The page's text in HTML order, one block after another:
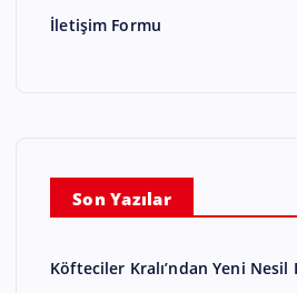
İletişim Formu
Son Yazılar
Köfteciler Kralı’ndan Yeni